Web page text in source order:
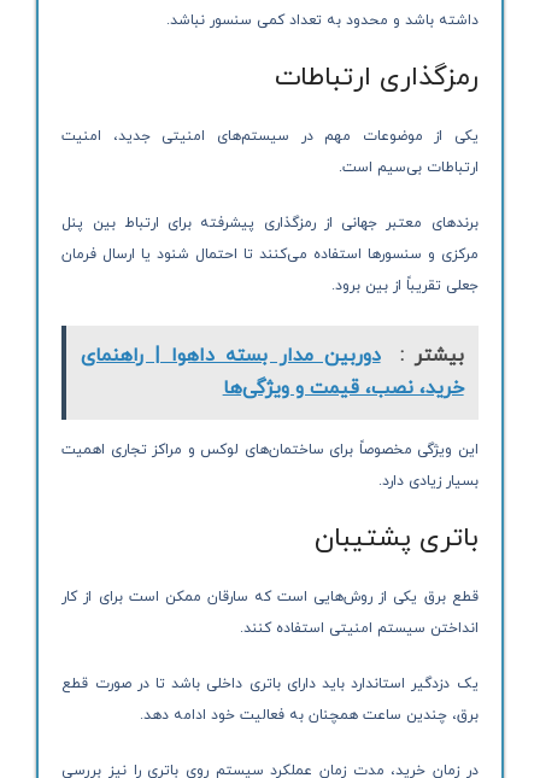
داشته باشد و محدود به تعداد کمی سنسور نباشد.
رمزگذاری ارتباطات
یکی از موضوعات مهم در سیستم‌های امنیتی جدید، امنیت
ارتباطات بی‌سیم است.
برندهای معتبر جهانی از رمزگذاری پیشرفته برای ارتباط بین پنل
مرکزی و سنسورها استفاده می‌کنند تا احتمال شنود یا ارسال فرمان
جعلی تقریباً از بین برود.
بیشتر :
دوربین مدار بسته داهوا | راهنمای
خرید، نصب، قیمت و ویژگی‌ها
این ویژگی مخصوصاً برای ساختمان‌های لوکس و مراکز تجاری اهمیت
بسیار زیادی دارد.
باتری پشتیبان
قطع برق یکی از روش‌هایی است که سارقان ممکن است برای از کار
انداختن سیستم امنیتی استفاده کنند.
یک دزدگیر استاندارد باید دارای باتری داخلی باشد تا در صورت قطع
برق، چندین ساعت همچنان به فعالیت خود ادامه دهد.
در زمان خرید، مدت زمان عملکرد سیستم روی باتری را نیز بررسی